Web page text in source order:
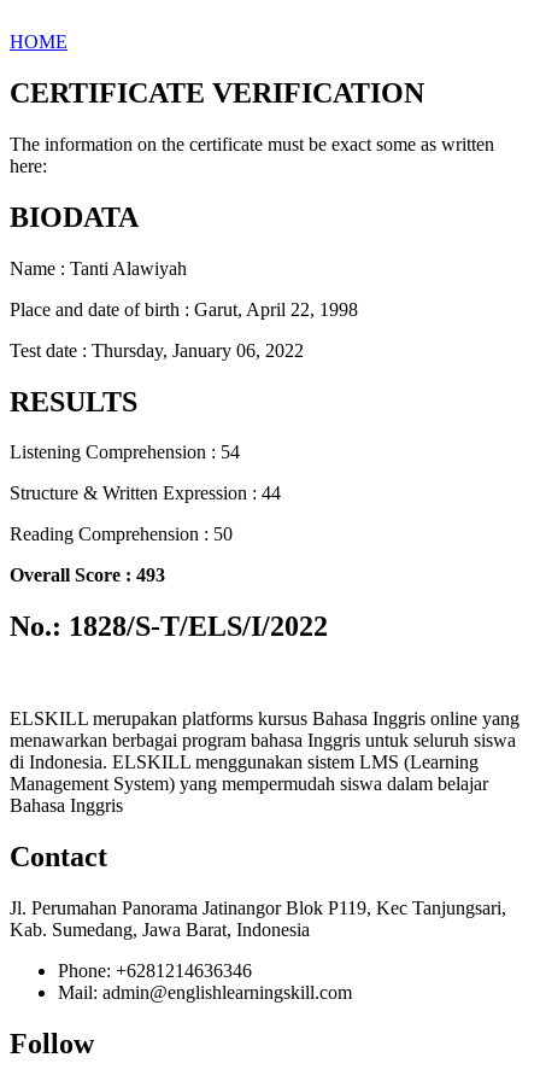
HOME
CERTIFICATE VERIFICATION
The information on the certificate must be exact some as written
here:
BIODATA
Name : Tanti Alawiyah
Place and date of birth : Garut, April 22, 1998
Test date : Thursday, January 06, 2022
RESULTS
Listening Comprehension : 54
Structure & Written Expression : 44
Reading Comprehension : 50
Overall Score : 493
No.: 1828/S-T/ELS/I/2022
ELSKILL merupakan platforms kursus Bahasa Inggris online yang
menawarkan berbagai program bahasa Inggris untuk seluruh siswa
di Indonesia. ELSKILL menggunakan sistem LMS (Learning
Management System) yang mempermudah siswa dalam belajar
Bahasa Inggris
Contact
Jl. Perumahan Panorama Jatinangor Blok P119, Kec Tanjungsari,
Kab. Sumedang, Jawa Barat, Indonesia
Phone: +6281214636346
Mail: admin@englishlearningskill.com
Follow